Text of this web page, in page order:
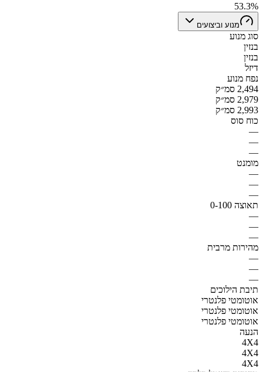
53.3%
מנוע וביצועים
סוג מנוע
בנזין
בנזין
דיזל
נפח מנוע
2,494 סמ״ק
2,979 סמ״ק
2,993 סמ״ק
כוח סוס
—
—
—
מומנט
—
—
—
תאוצה 0-100
—
—
—
מהירות מרבית
—
—
—
תיבת הילוכים
אוטומטי פלנטרי
אוטומטי פלנטרי
אוטומטי פלנטרי
הנעה
4X4
4X4
4X4